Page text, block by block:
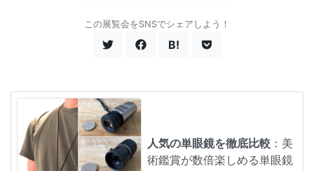
この展覧会をSNSでシェアしよう！
B!
人気の単眼鏡を徹底比較 ：美
術鑑賞が数倍楽しめる単眼鏡